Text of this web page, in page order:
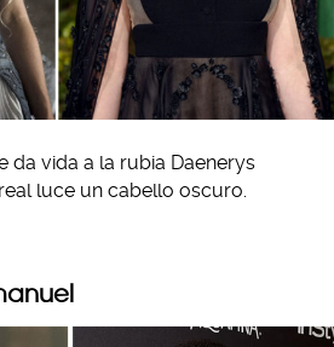
da vida a la rubia Daenerys
luce un cabello oscuro.